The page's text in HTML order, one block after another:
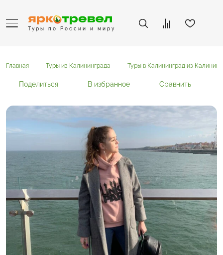
Туры по России и миру
Главная Туры из Калининграда Туры в Калининград из
Поделиться В избранное Сравнить